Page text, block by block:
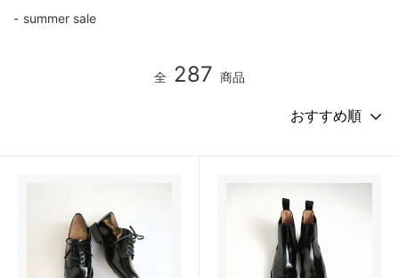
summer sale
全 287 商品